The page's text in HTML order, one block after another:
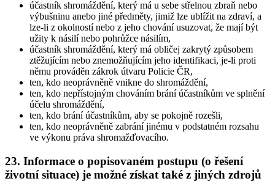
účastník shromáždění, který má u sebe střelnou zbraň nebo
výbušninu anebo jiné předměty, jimiž lze ublížit na zdraví, a
lze-li z okolností nebo z jeho chování usuzovat, že mají být
užity k násilí nebo pohrůžce násilím,
účastník shromáždění, který má obličej zakrytý způsobem
ztěžujícím nebo znemožňujícím jeho identifikaci, je-li proti
němu prováděn zákrok útvaru Policie ČR,
ten, kdo neoprávněně vnikne do shromáždění,
ten, kdo nepřístojným chováním brání účastníkům ve splnění
účelu shromáždění,
ten, kdo brání účastníkům, aby se pokojně rozešli,
ten, kdo neoprávněně zabrání jinému v podstatném rozsahu
ve výkonu práva shromažďovacího.
23. Informace o popisovaném postupu (o řešení
životní situace) je možné získat také z jiných zdrojů